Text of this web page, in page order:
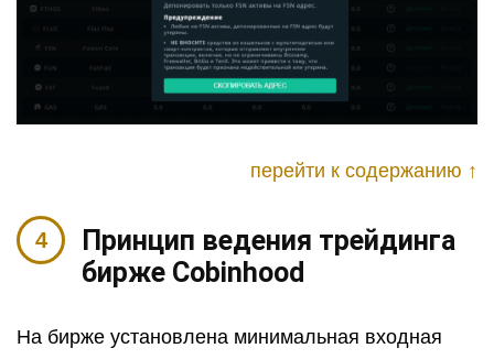
перейти к содержанию ↑
Принцип ведения трейдинга
бирже Cobinhood
На бирже установлена минимальная входная